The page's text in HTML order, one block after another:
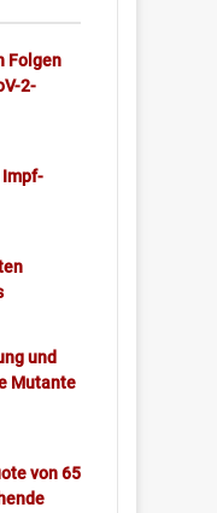
Folgen
2-
Impf-
und
Mutante
von 65